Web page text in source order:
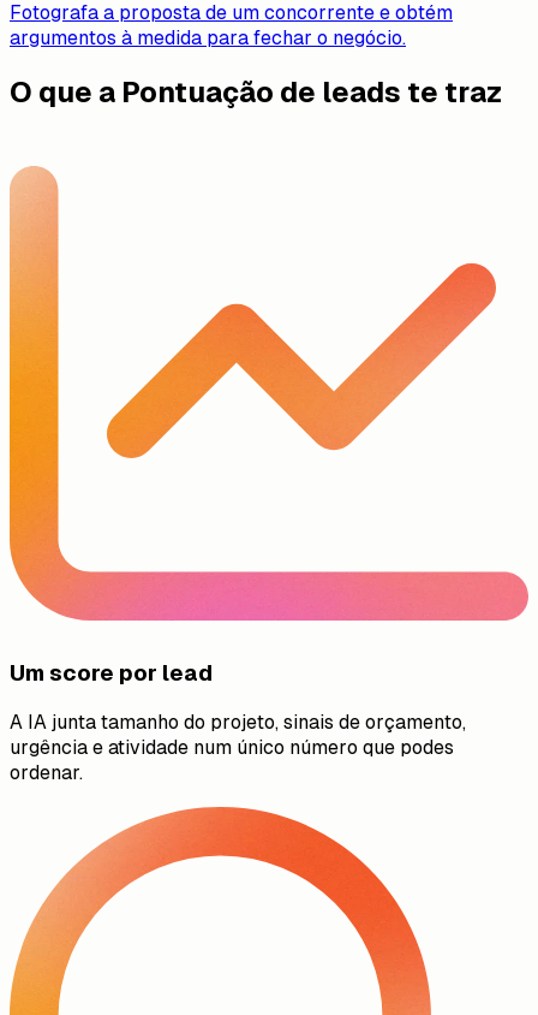
Fotografa a proposta de um concorrente e obtém
argumentos à medida para fechar o negócio.
O que a Pontuação de leads te traz
Um score por lead
A IA junta tamanho do projeto, sinais de orçamento,
urgência e atividade num único número que podes
ordenar.